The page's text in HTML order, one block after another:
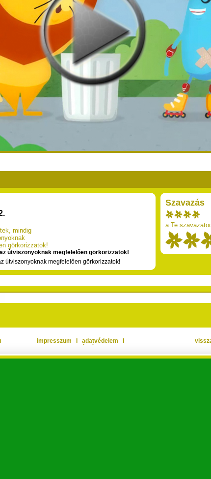
mindig
görkorizzatok!
útviszonyoknak megfelelően görkorizzatok!
útviszonyoknak megfelelően görkorizzatok!
Szavazás
a Te
impresszum adatvédelem